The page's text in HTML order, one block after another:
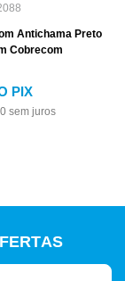
Antichama Preto
Cobrecom
PIX
sem juros